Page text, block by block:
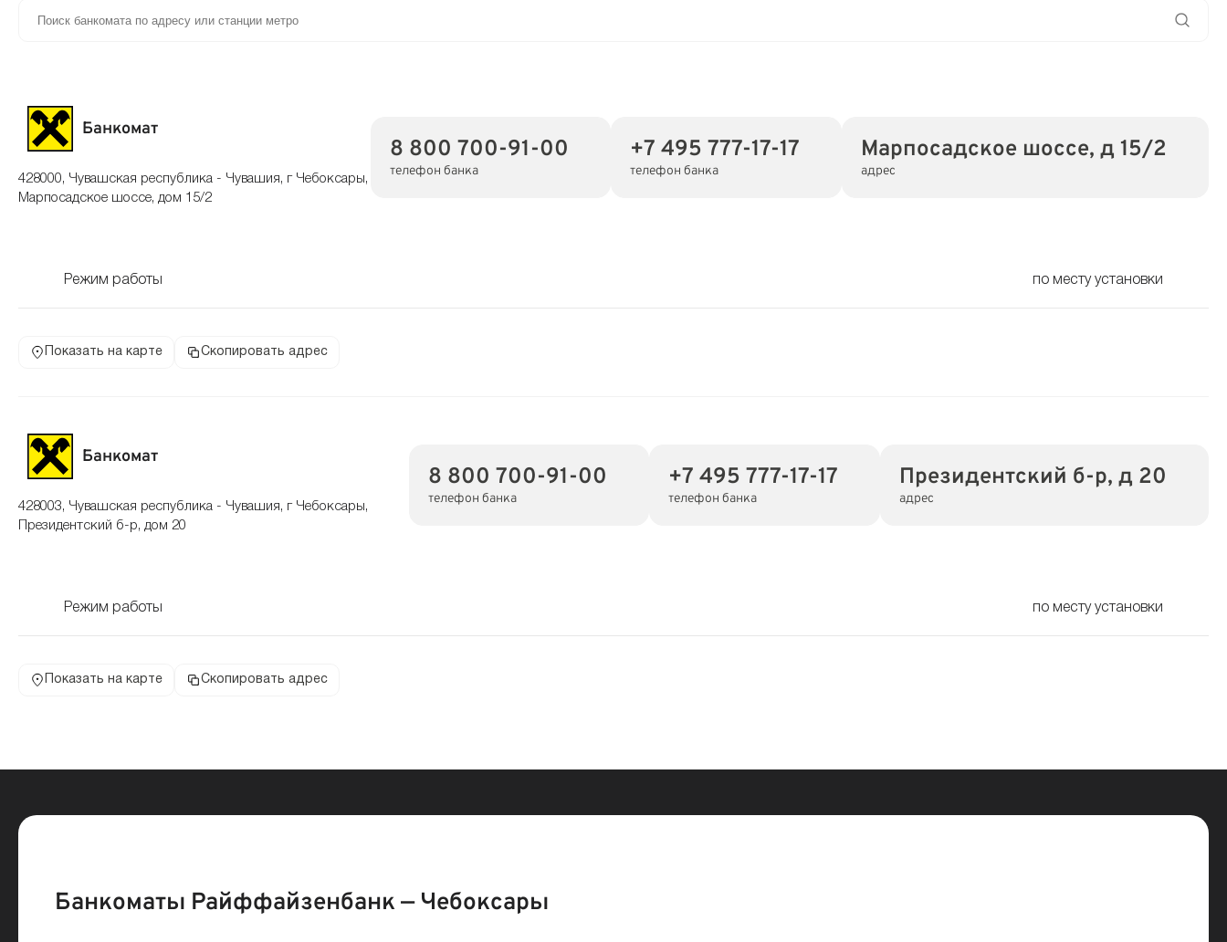
Банкомат
428000, Чувашская республика - Чувашия, г Чебоксары,
Марпосадское шоссе, дом 15/2
8 800 700-91-00
телефон банка
+7 495 777-17-17
телефон банка
Марпосадское шоссе, д 15/2
адрес
Режим работы по месту установки
Показать на карте Скопировать адрес
Банкомат
428003, Чувашская республика - Чувашия, г Чебоксары,
Президентский б-р, дом 20
8 800 700-91-00
телефон банка
+7 495 777-17-17
телефон банка
Президентский б-р, д 20
адрес
Режим работы по месту установки
Показать на карте Скопировать адрес
Банкоматы Райффайзенбанк — Чебоксары